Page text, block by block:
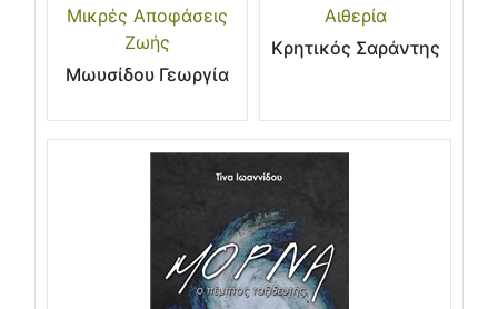
Μικρές Αποφάσεις
Ζωής
Μωυσίδου Γεωργία
Αιθερία
Κρητικός Σαράντης